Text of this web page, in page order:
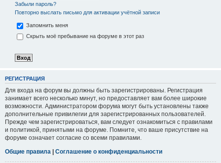
Забыли пароль?
Повторно выслать письмо для активации учётной записи
Запомнить меня
Скрыть моё пребывание на форуме в этот раз
РЕГИСТРАЦИЯ
Для входа на форум вы должны быть зарегистрированы. Регистрация
занимает всего несколько минут, но предоставляет вам более широкие
возможности. Администратором форума могут быть установлены также
дополнительные привилегии для зарегистрированных пользователей.
Прежде чем зарегистрироваться, вам следует ознакомиться с правилами
и политикой, принятыми на форуме. Помните, что ваше присутствие на
форуме означает согласие со всеми правилами.
Общие правила | Соглашение о конфиденциальности